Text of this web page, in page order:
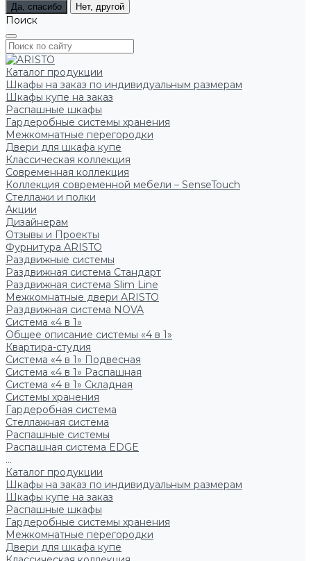
Да, спасибо Нет, другой
Поиск
Каталог продукции
Шкафы на заказ по индивидуальным размерам
Шкафы купе на заказ
Распашные шкафы
Гардеробные системы хранения
Межкомнатные перегородки
Двери для шкафа купе
Классическая коллекция
Современная коллекция
Коллекция современной мебели – SenseTouch
Стеллажи и полки
Акции
Дизайнерам
Отзывы и Проекты
Фурнитура ARISTO
Раздвижные системы
Раздвижная система Стандарт
Раздвижная система Slim Line
Межкомнатные двери ARISTO
Раздвижная система NOVA
Система «4 в 1»
Общее описание системы «4 в 1»
Квартира-студия
Система «4 в 1» Подвесная
Система «4 в 1» Распашная
Система «4 в 1» Складная
Системы хранения
Гардеробная система
Стеллажная система
Распашные системы
Распашная система EDGE
...
Каталог продукции
Шкафы на заказ по индивидуальным размерам
Шкафы купе на заказ
Распашные шкафы
Гардеробные системы хранения
Межкомнатные перегородки
Двери для шкафа купе